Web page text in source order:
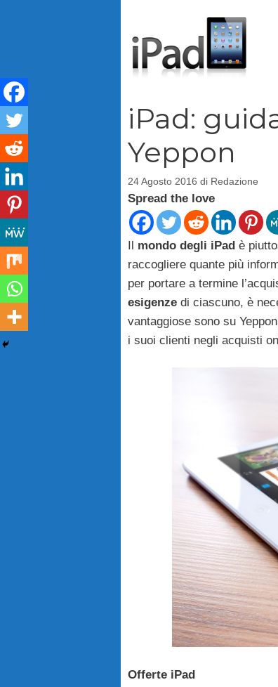
iPad:
Yeppon
24 Agosto 2016 di Redazione
Spread the love
Il mondo degli iPad è
raccogliere quante più
per portare a termine
esigenze di ciascuno, è
vantaggiose sono su
i suoi clienti negli acquisti
Offerte iPad